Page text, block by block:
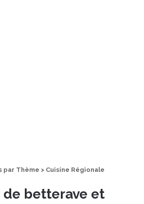
par Thème > Cuisine Régionale
de betterave et